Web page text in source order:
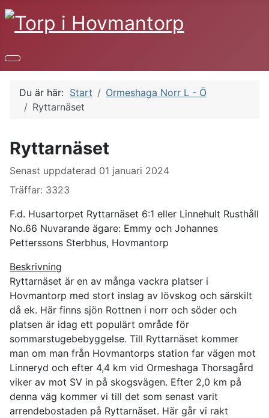
Du är här: Start
Ormeshaga Norr L - Ö
Ryttarnäset
Ryttarnäset
Uppgifter
Senast uppdaterad 01 januari 2024
Träffar: 3323
F.d. Husartorpet Ryttarnäset 6:1 eller Linnehult Rusthåll
No.66 Nuvarande ägare: Emmy och Johannes
Petterssons Sterbhus, Hovmantorp
Beskrivning
Ryttarnäset är en av många vackra platser i
Hovmantorp med stort inslag av lövskog och särskilt
då ek. Här finns sjön Rottnen i norr och söder och
platsen är idag ett populärt område för
sommarstugebebyggelse. Till Ryttarnäset kommer
man om man från Hovmantorps station far vägen mot
Linneryd och efter 4,4 km vid Ormeshaga Thorsagård
viker av mot SV in på skogsvägen. Efter 2,0 km på
denna väg kommer vi till det som senast varit
arrendebostaden på Ryttarnäset. Här går vi rakt